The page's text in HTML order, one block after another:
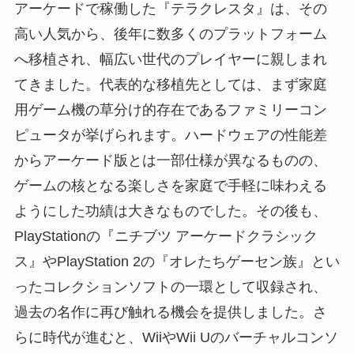
アーケードで稼働した『テラクレスタ』は、その
高い人気から、後年に数多くのプラットフォーム
へ移植され、幅広い世代のプレイヤーに親しまれ
てきました。代表的な移植先としては、まず家庭
用ゲーム機の草分け的存在であるファミリーコン
ピュータが挙げられます。ハードウェアの性能差
からアーケード版とは一部仕様が異なるものの、
ゲームの核となる楽しさを家庭で手軽に味わえる
ようにした功績は大きなものでした。その後も、
PlayStationの『ニチブツ アーケードクラシック
ス』やPlayStation 2の『オレたちゲーセン族』とい
ったコレクションソフトの一環として収録され、
過去の名作に再び触れる機会を提供しました。さ
らに時代が進むと、WiiやWii Uのバーチャルコンソ